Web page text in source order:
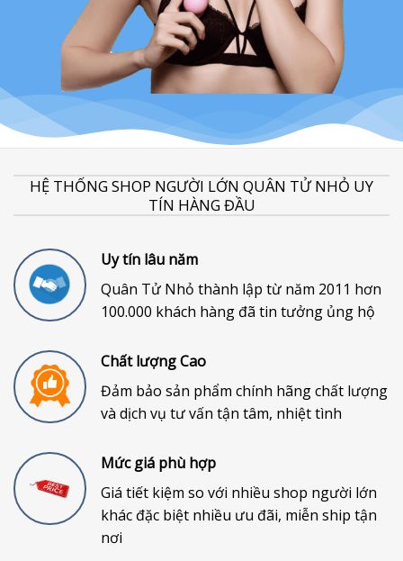
HỆ THỐNG SHOP NGƯỜI LỚN QUÂN TỬ NHỎ UY
TÍN HÀNG ĐẦU
Uy tín lâu năm
Quân Tử Nhỏ thành lập từ năm 2011 hơn
100.000 khách hàng đã tin tưởng ủng hộ
Chất lượng Cao
Đảm bảo sản phẩm chính hãng chất lượng
và dịch vụ tư vấn tận tâm, nhiệt tình
Mức giá phù hợp
Giá tiết kiệm so với nhiều shop người lớn
khác đặc biệt nhiều ưu đãi, miễn ship tận
nơi